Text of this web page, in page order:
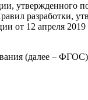
утвержденного
разработки,
от 12 апреля
(далее –